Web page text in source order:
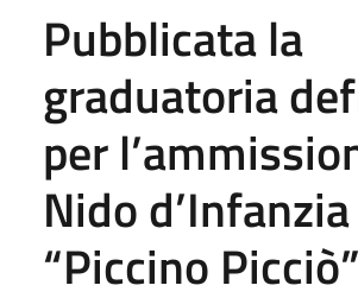
Pubblicata la
graduatoria
per
Nido d’Infanzia
“Piccino